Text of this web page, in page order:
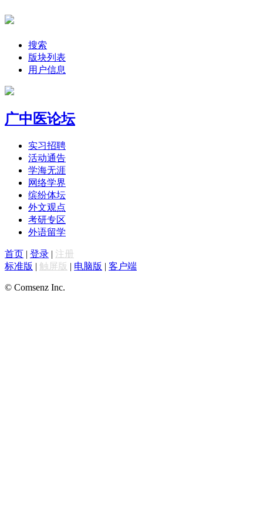
搜索
版块列表
用户信息
广中医论坛
实习招聘
活动通告
学海无涯
网络学界
缤纷体坛
外文观点
考研专区
外语留学
首页 | 登录 | 注册
标准版 | 触屏版 | 电脑版 | 客户端
© Comsenz Inc.